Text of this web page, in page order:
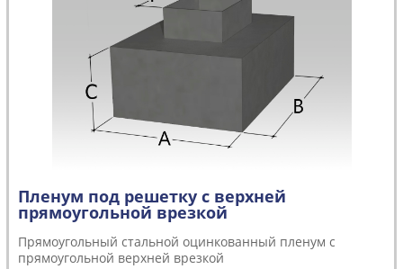
Пленум под решетку с верхней
прямоугольной врезкой
Прямоугольный стальной оцинкованный пленум с
прямоугольной верхней врезкой